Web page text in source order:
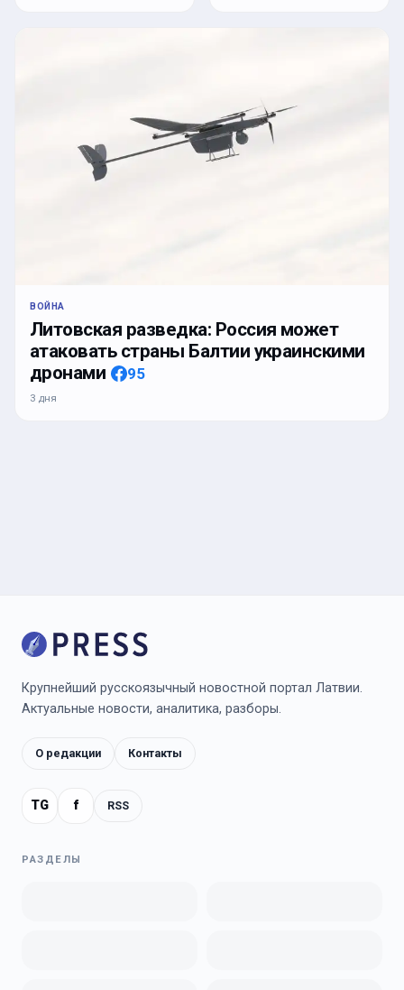
ВОЙНА
Литовская разведка: Россия может
атаковать страны Балтии украинскими
дронами
95
3 дня
Крупнейший русскоязычный новостной портал Латвии.
Актуальные новости, аналитика, разборы.
О редакции Контакты
TG f RSS
РАЗДЕЛЫ